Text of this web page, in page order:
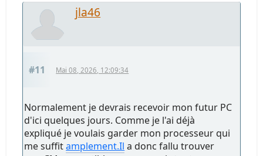
jla46
#11 Mai 08, 2026, 12:09:34
Normalement je devrais recevoir mon futur PC
d'ici quelques jours. Comme je l'ai déjà
expliqué je voulais garder mon processeur qui
me suffitamplement.Il a donc fallu trouver